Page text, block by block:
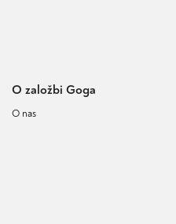
O založbi Goga
O nas